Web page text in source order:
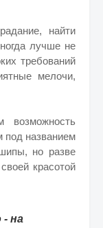
найти
лучше не
требований
мелочи,
под названием
но разве
красотой
на